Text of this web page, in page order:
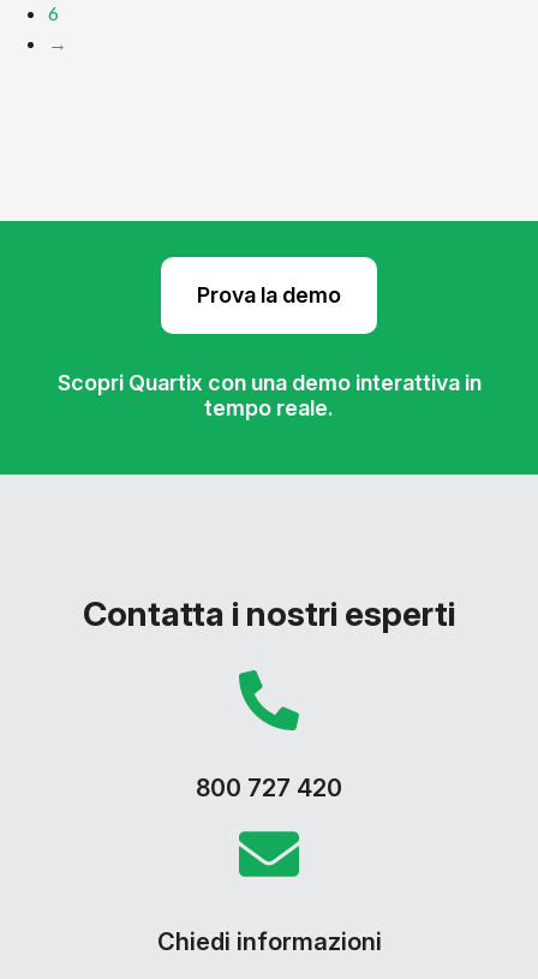
6
→
Prova la demo
Scopri Quartix con una demo interattiva in
tempo reale.
Contatta i nostri esperti
800 727 420
Chiedi informazioni